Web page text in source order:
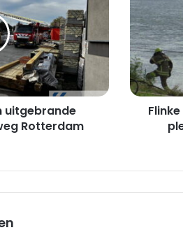
uitgebrande
Rotterdam
bij
brand
op
plezierjacht
|
Nieuwland
Parc